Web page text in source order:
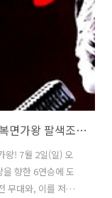
브..
복면가왕 계산기 배기성 월척 가호 정체 복면가왕 팔색조 임정희 203대가왕 결정전 411회
왕! 7월 2일(일) 오
향한 6연승에 도
무대와, 이를 저지